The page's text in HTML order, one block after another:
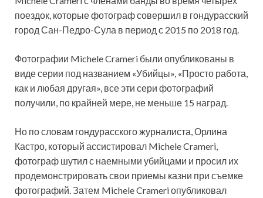
поездок, которые фотограф совершил в гондурасский
город Сан-Педро-Сула в период с 2015 по 2018 год.
Фотографии Michele Crameri были опубликованы в
виде серии под названием «Убийцы», «Просто работа,
как и любая другая», все эти сери фотографий
получили, по крайней мере, не меньше 15 наград.
Но по словам гондурасского журналиста, Орлина
Кастро, который ассистировал Michele Crameri,
фотограф шутил с наемными убийцами и просил их
продемонстрировать свои приемы казни при съемке
фотографий. Затем Michele Crameri опубликовал